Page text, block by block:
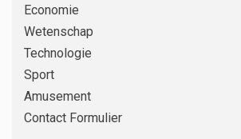
Economie
Wetenschap
Technologie
Sport
Amusement
Contact Formulier